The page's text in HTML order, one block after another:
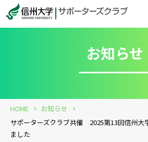
お知らせ
HOME
お知らせ
サポーターズクラブ共催 2025第13回信州大
ました